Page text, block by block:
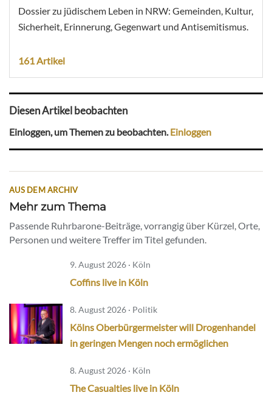
Dossier zu jüdischem Leben in NRW: Gemeinden, Kultur,
Sicherheit, Erinnerung, Gegenwart und Antisemitismus.
161 Artikel
Diesen Artikel beobachten
Einloggen, um Themen zu beobachten.Einloggen
AUS DEM ARCHIV
Mehr zum Thema
Passende Ruhrbarone-Beiträge, vorrangig über Kürzel, Orte,
Personen und weitere Treffer im Titel gefunden.
9. August 2026 · Köln
Coffins live in Köln
8. August 2026 · Politik
Kölns Oberbürgermeister will Drogenhandel
in geringen Mengen noch ermöglichen
8. August 2026 · Köln
The Casualties live in Köln